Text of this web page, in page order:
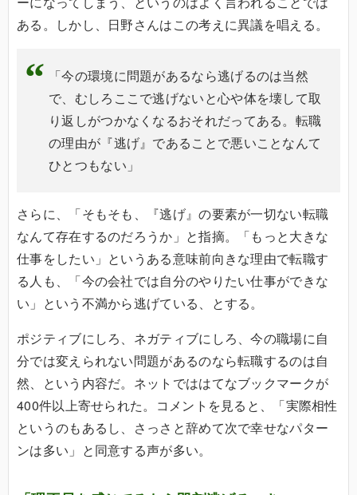
ある。しかし、日野さんはこの考えに異議を唱える。
「今の環境に問題があるなら逃げるのは当然
で、むしろここで逃げないと心や体を壊して取
り返しがつかなくなるおそれだってある。転職
の理由が『逃げ』であることで悪いことなんて
ひとつもない」
さらに、「そもそも、『逃げ』の要素が一切ない転職
なんて存在するのだろうか」と指摘。「もっと大きな
仕事をしたい」というある意味前向きな理由で転職す
る人も、「今の会社では自分のやりたい仕事ができな
い」という不満から逃げている、とする。
ポジティブにしろ、ネガティブにしろ、今の職場に自
分では変えられない問題があるのなら転職するのは自
然、という内容だ。ネットでははてなブックマークが
400件以上寄せられた。コメントを見ると、「実際相性
というのもあるし、さっさと辞めて次で幸せなパター
ンは多い」と同意する声が多い。